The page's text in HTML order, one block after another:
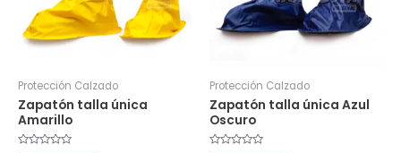
Protección Calzado
Zapatón talla única
Amarillo
Protección Calzado
Zapatón talla única Azul
Oscuro